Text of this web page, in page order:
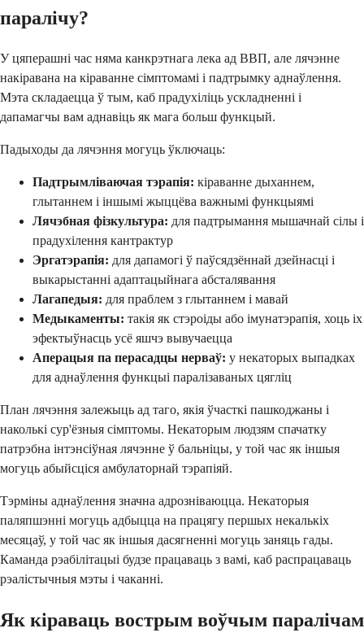
паралічу?
У цяперашні час няма канкрэтнага лека ад ВВП, але лячэнне
накіравана на кіраванне сімптомамі і падтрымку аднаўлення.
Мэта складаецца ў тым, каб прадухіліць ускладненні і
дапамагчы вам аднавіць як мага больш функцый.
Падыходы да лячэння могуць ўключаць:
Падтрымліваючая тэрапія: кіраванне дыханнем,
глытаннем і іншымі жыццёва важнымі функцыямі
Лячэбная фізкультура: для падтрымання мышачнай сілы і
прадухілення кантрактур
Эргатэрапія: для дапамогі ў паўсядзённай дзейнасці і
выкарыстанні адаптацыйнага абсталявання
Лагапедыя: для праблем з глытаннем і мавай
Медыкаменты: такія як стэроіды або імунатэрапія, хоць іх
эфектыўнасць усё яшчэ вывучаецца
Аперацыя па перасадцы нерваў: у некаторых выпадках
для аднаўлення функцыі паралізаваных цягліц
План лячэння залежыць ад таго, якія ўчасткі пашкоджаны і
наколькі сур'ёзныя сімптомы. Некаторым людзям спачатку
патрэбна інтэнсіўная лячэнне ў бальніцы, у той час як іншыя
могуць абыйсціся амбулаторнай тэрапіяй.
Тэрміны аднаўлення значна адрозніваюцца. Некаторыя
паляпшэнні могуць адбыцца на працягу першых некалькіх
месяцаў, у той час як іншыя дасягненні могуць заняць гады.
Каманда рэабілітацыі будзе працаваць з вамі, каб распрацаваць
рэалістычныя мэты і чаканні.
Як кіраваць вострым воўчым паралічам